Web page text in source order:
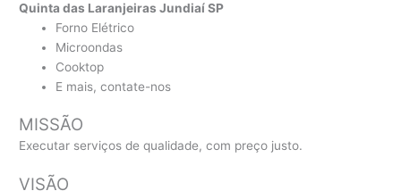
Quinta das Laranjeiras Jundiaí SP
Forno Elétrico
Microondas
Cooktop
E mais, contate-nos
MISSÃO
Executar serviços de qualidade, com preço justo.
VISÃO